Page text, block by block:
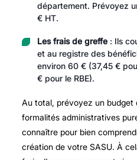
département. Prévoyez
€ HT.
Les frais de greffe: Ils
et au registre des
environ 60 € (37,45 €
€ pour le RBE).
Au total, prévoyez un budget
formalités administratives
connaître pour bien
création de votre SASU. À